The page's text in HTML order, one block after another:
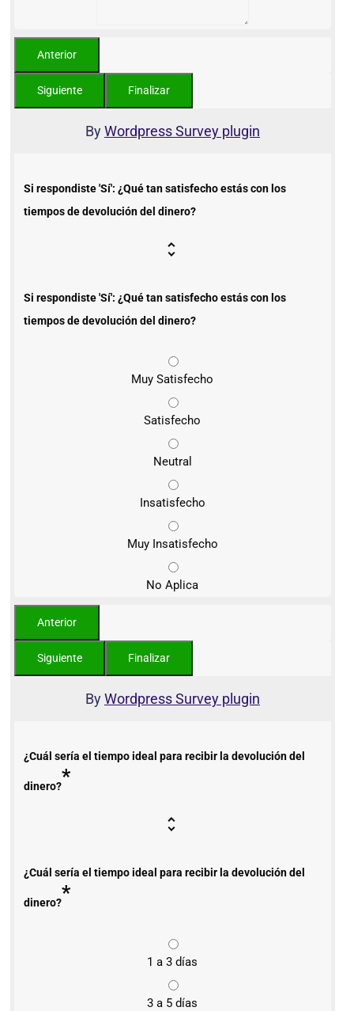
ByWordpress Survey plugin
Si respondiste 'Sí': ¿Qué tan satisfecho estás con los
tiempos de devolución del dinero?
Si respondiste 'Sí': ¿Qué tan satisfecho estás con los
tiempos de devolución del dinero?
Muy Satisfecho
Satisfecho
Neutral
Insatisfecho
Muy Insatisfecho
No Aplica
ByWordpress Survey plugin
¿Cuál sería el tiempo ideal para recibir la devolución del
dinero?*
¿Cuál sería el tiempo ideal para recibir la devolución del
dinero?*
1 a 3 días
3 a 5 días